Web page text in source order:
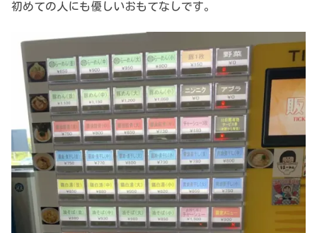
初めての人にも優しいおもてなしです。